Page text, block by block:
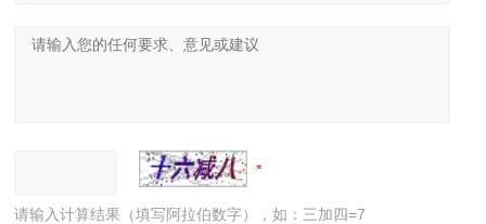
请输入计算结果（填写阿拉伯数字），如：三加四=7